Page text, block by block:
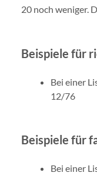
20 noch weniger.
Beispiele für
Bei einer
12/76
Beispiele für
Bei einer